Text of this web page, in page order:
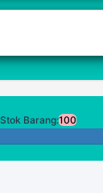
Stok Barang:100